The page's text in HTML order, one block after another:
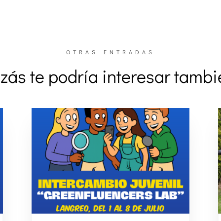
OTRAS ENTRADAS
te podría interesar